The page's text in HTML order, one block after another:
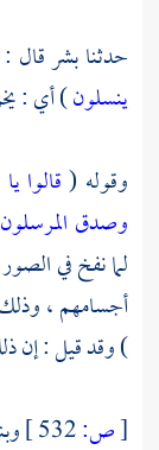
حدثنابشرقال :
ينسلون) أي :
وقوله (قالوا
وصدق المرسلون
لما نفخ في
أجسامهم ،
) وقد قيل : إن
[ص: